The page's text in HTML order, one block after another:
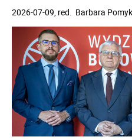
2026-07-09, red. Barbara